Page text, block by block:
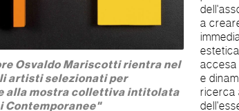
Osvaldo Mariscotti rientra nel
artisti selezionati per
alla mostra collettiva intitolata
Contemporanee"
a
accesa
e
ricerca
in un
dalla
bensì
leva